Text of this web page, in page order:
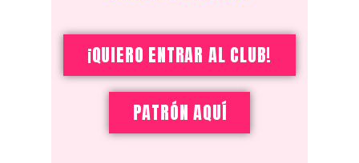
¡QUIERO ENTRAR AL CLUB!
PATRÓN AQUÍ